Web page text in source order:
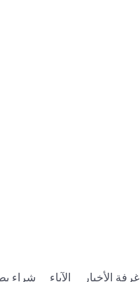
غرفة الأخبار الآباء شراء